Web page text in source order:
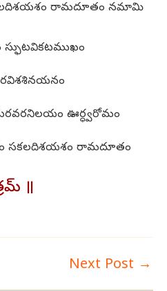
రామదూతం నమామి
ఊర్ధ్వరోమం
సకలదిశయశం రామదూతం
॥
Next Post →